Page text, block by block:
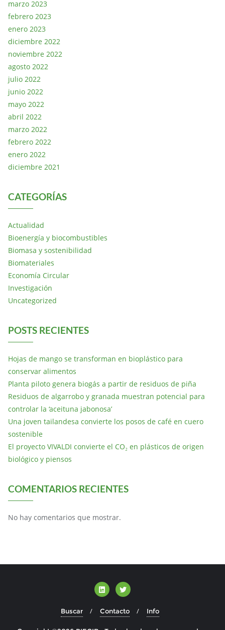
marzo 2023
febrero 2023
enero 2023
diciembre 2022
noviembre 2022
agosto 2022
julio 2022
junio 2022
mayo 2022
abril 2022
marzo 2022
febrero 2022
enero 2022
diciembre 2021
CATEGORÍAS
Actualidad
Bioenergía y biocombustibles
Biomasa y sostenibilidad
Biomateriales
Economía Circular
Investigación
Uncategorized
POSTS RECIENTES
Hojas de mango se transforman en bioplástico para
conservar alimentos
Planta piloto genera biogás a partir de residuos de piña
Residuos de algarrobo y granada muestran potencial para
controlar la ‘aceituna jabonosa’
Una joven tailandesa convierte los posos de café en cuero
sostenible
El proyecto VIVALDI convierte el CO₂ en plásticos de origen
biológico y piensos
COMENTARIOS RECIENTES
No hay comentarios que mostrar.
Buscar Contacto Info